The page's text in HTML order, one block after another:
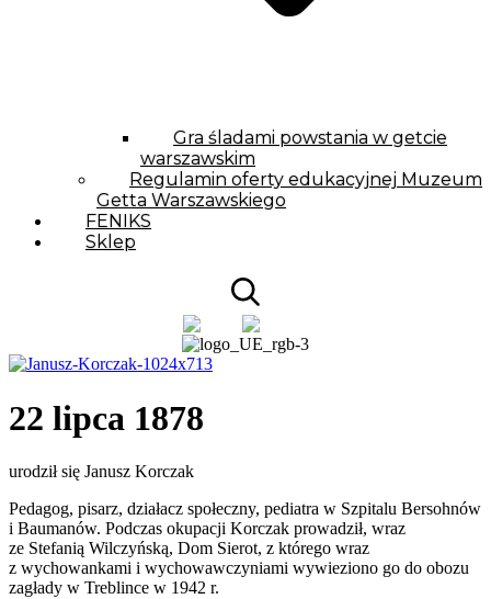
Gra śladami powstania w getcie
warszawskim
Regulamin oferty edukacyjnej Muzeum
Getta Warszawskiego
FENIKS
Sklep
22 lipca 1878
urodził się Janusz Korczak
Pedagog, pisarz, działacz społeczny, pediatra w Szpitalu Bersohnów
i Baumanów. Podczas okupacji Korczak prowadził, wraz
ze Stefanią Wilczyńską, Dom Sierot, z którego wraz
z wychowankami i wychowawczyniami wywieziono go do obozu
zagłady w Treblince w 1942 r.